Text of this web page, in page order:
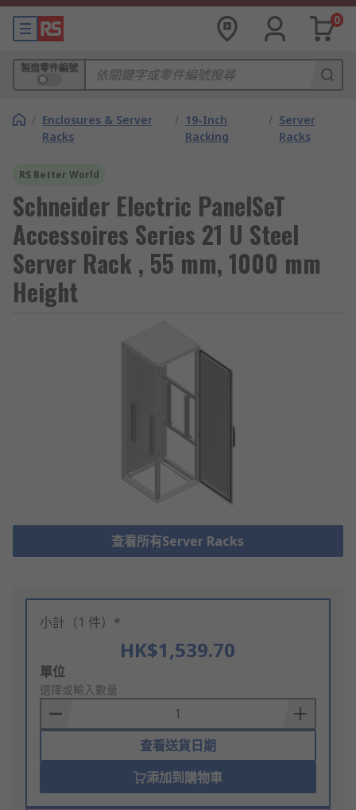
0
製造零件編號
/ Enclosures & Server
Racks
/ 19-Inch
Racking
/ Server
Racks
RS Better World
Schneider Electric PanelSeT
Accessoires Series 21 U Steel
Server Rack , 55 mm, 1000 mm
Height
查看所有Server Racks
小計（1 件）*
HK$1,539.70
Add
to
Basket
單位
選擇或輸入數量
查看送貨日期
添加到購物車